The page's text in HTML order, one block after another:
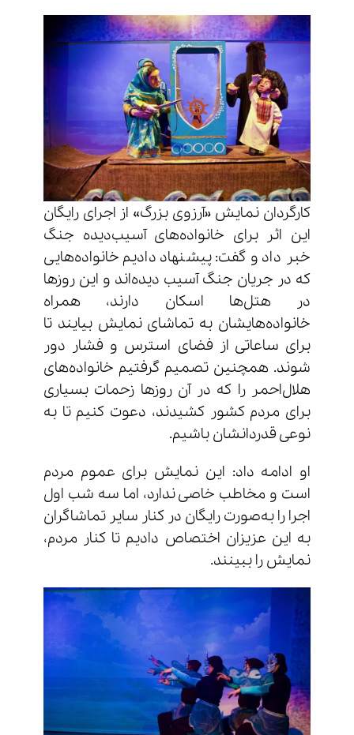
کارگردان نمایش «آرزوی بزرگ» از اجرای رایگان
این اثر برای خانواده‌های آسیب‌دیده جنگ
خبر داد و گفت: پیشنهاد دادیم خانواده‌هایی
که در جریان جنگ آسیب دیده‌اند و این روزها
در هتل‌ها اسکان دارند، همراه
خانواده‌هایشان به تماشای نمایش بیایند تا
برای ساعاتی از فضای استرس و فشار دور
شوند. همچنین تصمیم گرفتیم خانواده‌های
هلال‌احمر را که در آن روزها زحمات بسیاری
برای مردم کشور کشیدند، دعوت کنیم تا به
نوعی قدردانشان باشیم.
او ادامه داد: این نمایش برای عموم مردم
است و مخاطب خاصی ندارد، اما سه شب اول
اجرا را به‌صورت رایگان در کنار سایر تماشاگران
به این عزیزان اختصاص دادیم تا کنار مردم،
نمایش را ببینند.